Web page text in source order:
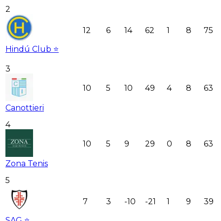
2
Hindú Club ⭐️
12 6 14 62 1 8 75
3
Canottieri
10 5 10 49 4 8 63
4
Zona Tenis
10 5 9 29 0 8 63
5
7 3 -10 -21 1 9 39